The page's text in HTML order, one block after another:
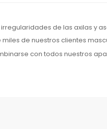
de las axilas y
de nuestros clientes
con todos nuestros